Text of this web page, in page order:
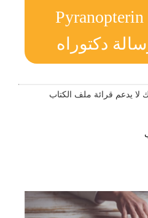
لا يدعم قرائة ملف الكتاب